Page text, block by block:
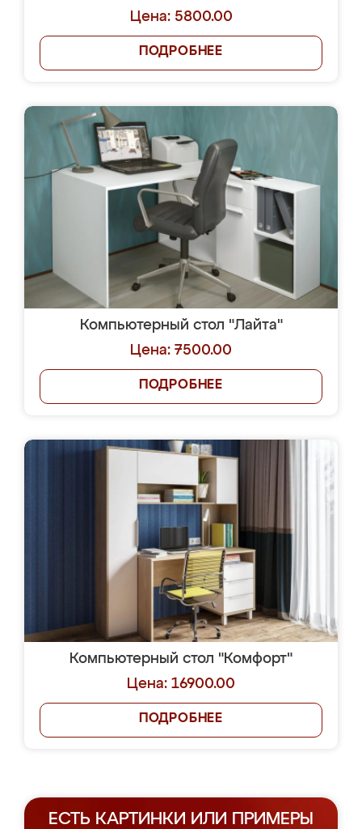
Цена: 5800.00
ПОДРОБНЕЕ
Компьютерный стол "Лайта"
Цена: 7500.00
ПОДРОБНЕЕ
Компьютерный стол "Комфорт"
Цена: 16900.00
ПОДРОБНЕЕ
ЕСТЬ КАРТИНКИ ИЛИ ПРИМЕРЫ